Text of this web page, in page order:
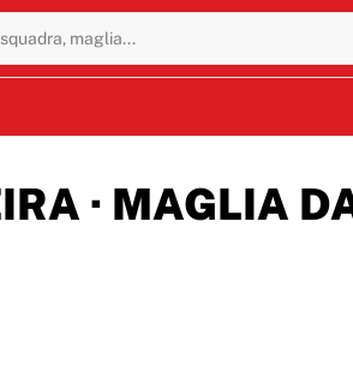
maglia...
· MAGLIA